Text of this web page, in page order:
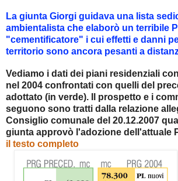
La giunta Giorgi guidava una lista
ambientalista che elaborò un terribile
"cementificatore" i cui effetti e danni
territorio sono ancora pesanti a
Vediamo i dati dei piani residenziali
nel 2004 confrontati con quelli del
adottato (in verde). Il prospetto e i
seguono sono tratti dalla relazione
Consiglio comunale del 20.12.2007
giunta approvò l'adozione dell'attuale
il testo completo